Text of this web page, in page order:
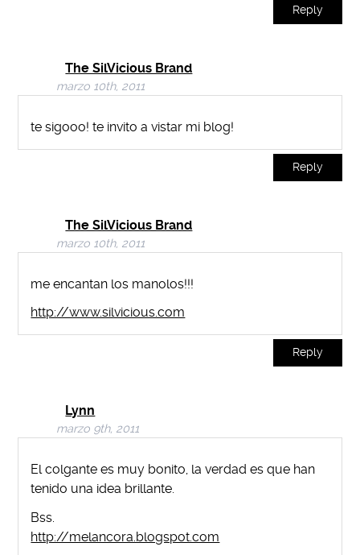
Reply
The SilVicious Brand
marzo 10th, 2011
te sigooo! te invito a vistar mi blog!
Reply
The SilVicious Brand
marzo 10th, 2011
me encantan los manolos!!!
http://www.silvicious.com
Reply
Lynn
marzo 9th, 2011
El colgante es muy bonito, la verdad es que han
tenido una idea brillante.
Bss.
http://melancora.blogspot.com